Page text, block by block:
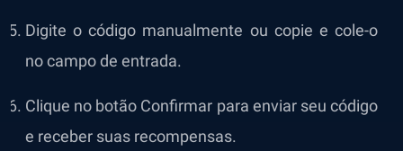
Digite o código manualmente ou copie e cole-o
no campo de entrada.
Clique no botão Confirmar para enviar seu código
e receber suas recompensas.